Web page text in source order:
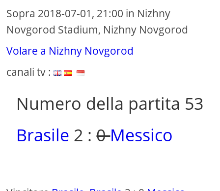
Sopra 2018-07-01, 21:00 in Nizhny
Novgorod Stadium, Nizhny Novgorod
Volare a Nizhny Novgorod
canali tv :
Numero della partita 53
Brasile 2 :0Messico